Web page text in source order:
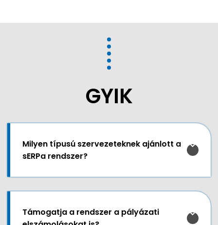
GYIK
Milyen típusú szervezeteknek ajánlott a
sERPa rendszer?
Támogatja a rendszer a pályázati